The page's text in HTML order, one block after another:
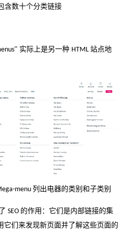
含数十个分类链接
” 实际上是另一种 HTML 站点地
menu 列出电器的类别和子类别
SEO 的作用：它们是内部链接的集
它们来发现新页面并了解这些页面的